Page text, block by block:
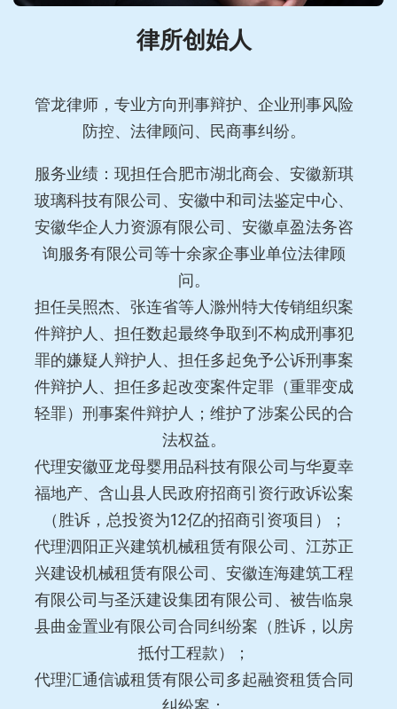
律所创始人
管龙律师，专业方向刑事辩护、企业刑事风险
防控、法律顾问、民商事纠纷。
服务业绩：现担任合肥市湖北商会、安徽新琪
玻璃科技有限公司、安徽中和司法鉴定中心、
安徽华企人力资源有限公司、安徽卓盈法务咨
询服务有限公司等十余家企事业单位法律顾
问。
担任吴照杰、张连省等人滁州特大传销组织案
件辩护人、担任数起最终争取到不构成刑事犯
罪的嫌疑人辩护人、担任多起免予公诉刑事案
件辩护人、担任多起改变案件定罪（重罪变成
轻罪）刑事案件辩护人；维护了涉案公民的合
法权益。
代理安徽亚龙母婴用品科技有限公司与华夏幸
福地产、含山县人民政府招商引资行政诉讼案
（胜诉，总投资为12亿的招商引资项目）；
代理泗阳正兴建筑机械租赁有限公司、江苏正
兴建设机械租赁有限公司、安徽连海建筑工程
有限公司与圣沃建设集团有限公司、被告临泉
县曲金置业有限公司合同纠纷案（胜诉，以房
抵付工程款）；
代理汇通信诚租赁有限公司多起融资租赁合同